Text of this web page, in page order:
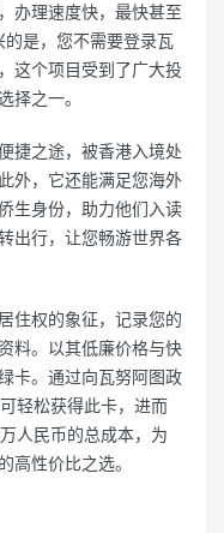
办理速度快，最快甚至
是，您不需要登录瓦
这个项目受到了广大投
择之一。
捷之途，被香港入境处
外，它还能满足您海外
生身份，助力他们入读
出行，让您畅游世界各
住权的象征，记录您的
料。以其低廉价格与快
卡。通过向瓦努阿图政
轻松获得此卡，进而
人民币的总成本，为
高性价比之选。